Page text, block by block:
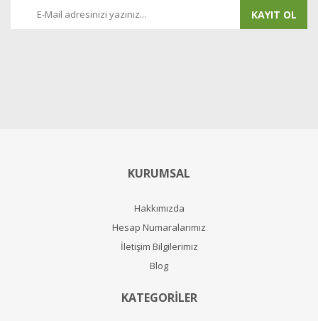
KAYIT OL
KURUMSAL
Hakkımızda
Hesap Numaralarımız
İletişim Bilgilerimiz
Blog
KATEGORİLER